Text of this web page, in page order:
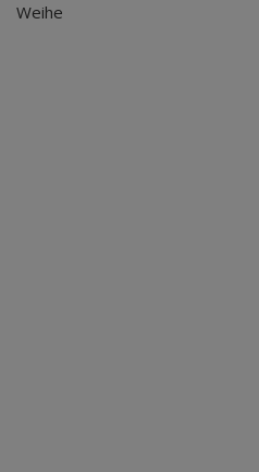
Weihe